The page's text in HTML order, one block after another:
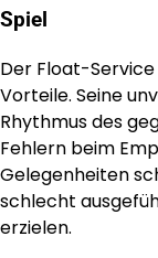
Spiel
Der Float-
Vorteile. Seine
Rhythmus des
Fehlern beim
Gelegenheiten
schlecht
erzielen.